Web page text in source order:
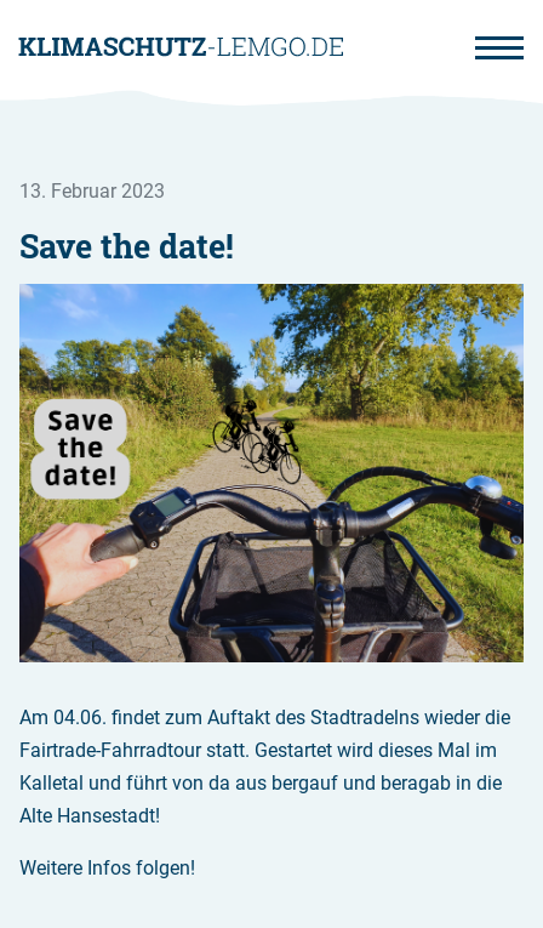
zum
13. Februar 2023
Save the date!
Am 04.06. findet zum Auftakt des Stadtradelns wieder die
Fairtrade-Fahrradtour statt. Gestartet wird dieses Mal im
Kalletal und führt von da aus bergauf und beragab in die
Alte Hansestadt!
Weitere Infos folgen!